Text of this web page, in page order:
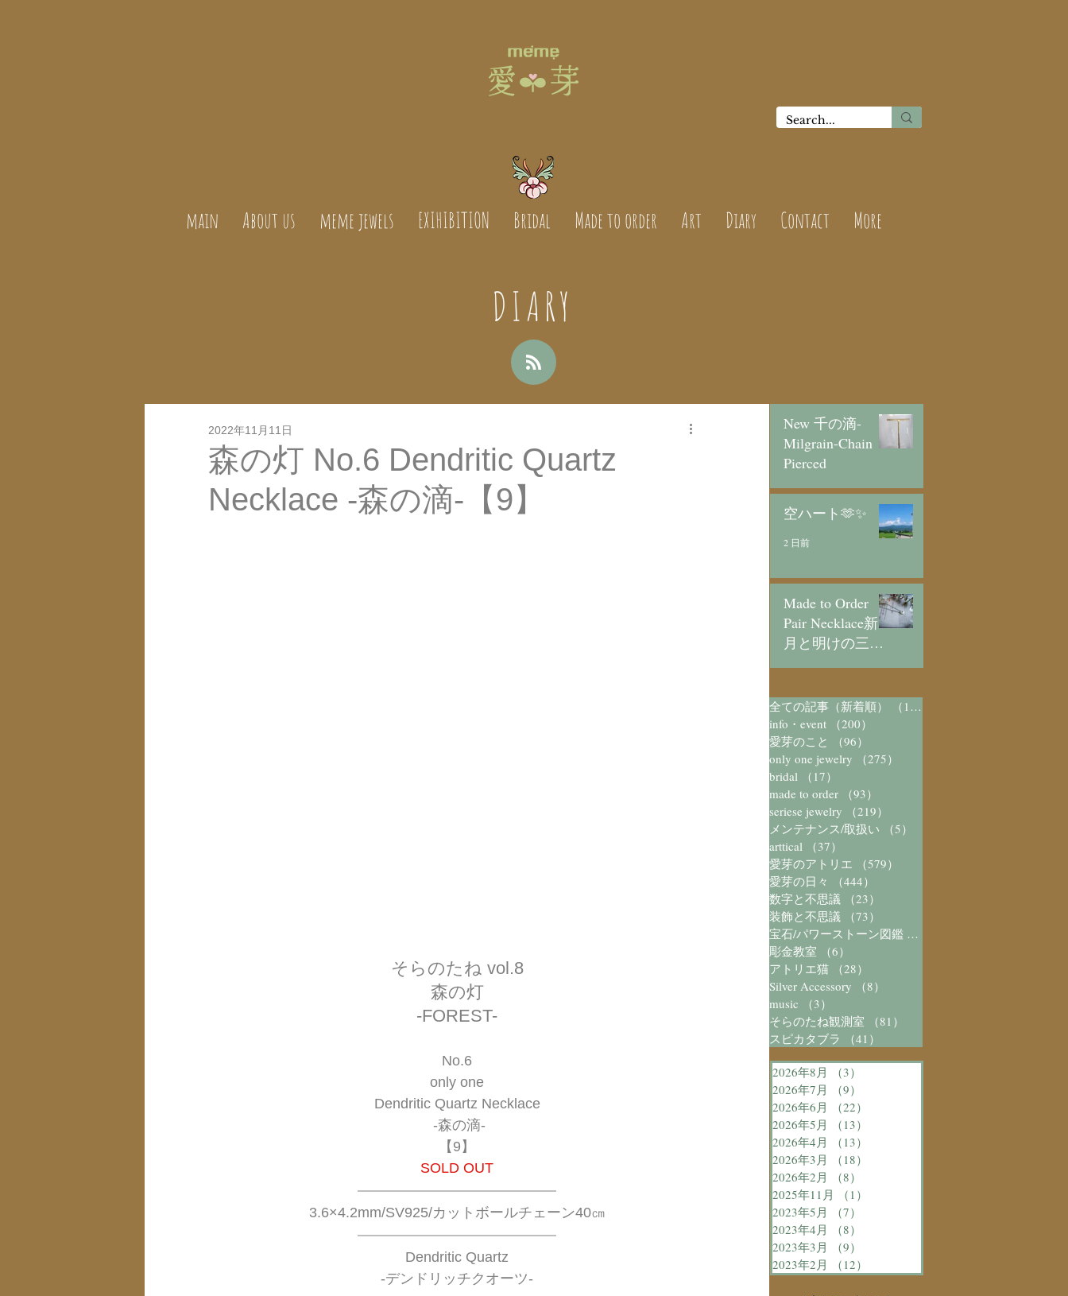
main About us meme jewels EXIHIBITION Bridal Made to order Art Diary Contact More
DIARY
森の灯 No.6 Dendritic Quartz
Necklace -森の滴-【9】
2022年11月11日
そらのたね vol.8
森の灯
-FOREST-
No.6
only one
Dendritic Quartz Necklace
-森の滴-
【9】
SOLD OUT
3.6×4.2mm/SV925/カットボールチェーン40㎝
Dendritic Quartz
-デンドリッチクオーツ-
New 千の滴-
Milgrain-Chain
Pierced
21 時間前
空ハート🫶✨
2 日前
Made to Order
Pair Necklace新
月と明けの三日
4 日前
全ての記事（新着順） （1,073）
info・event
（200）
愛芽のこと
（96）
only one jewelry
（275）
bridal
（17）
made to order
（93）
seriese jewelry
（219）
メンテナンス/取扱い
（5）
arttical
（37）
愛芽のアトリエ
（579）
愛芽の日々
（444）
数字と不思議
（23）
装飾と不思議
（73）
宝石/パワーストーン図鑑 （41）
彫金教室
（6）
アトリエ猫
（28）
Silver Accessory
（8）
music
（3）
そらのたね観測室
（81）
スピカタブラ
（41）
2026年8月 （3）
2026年7月
（9）
2026年6月
（22）
2026年5月
（13）
2026年4月
（13）
2026年3月
（18）
2026年2月
（8）
2025年11月
（1）
2023年5月
（7）
2023年4月
（8）
2023年3月
（9）
2023年2月
（12）